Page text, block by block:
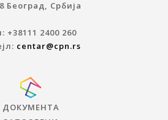
Београд, Србија
+38111 2400 260
centar@cpn.rs
ДОКУМЕНТА